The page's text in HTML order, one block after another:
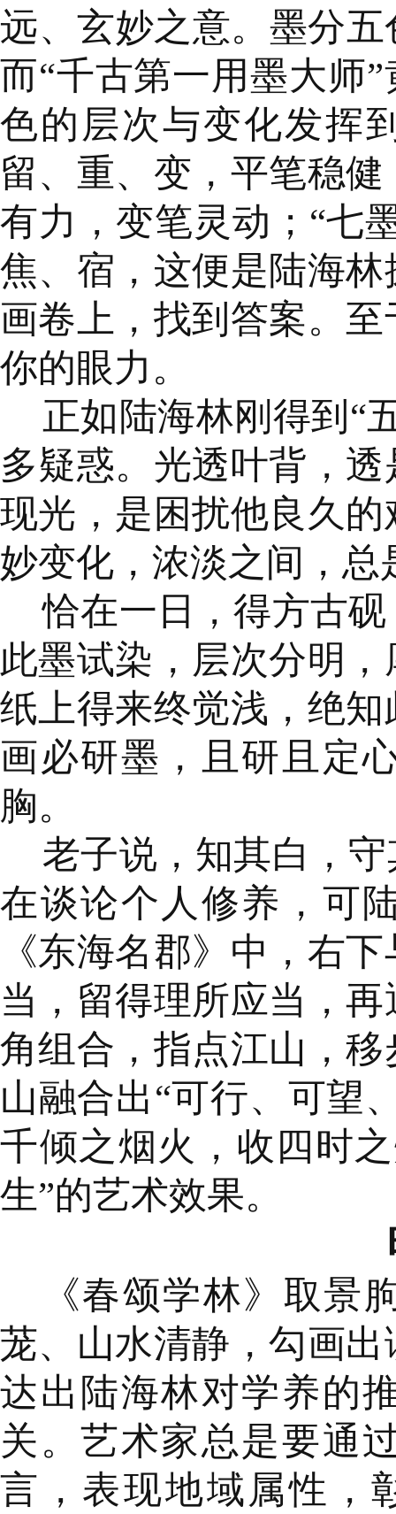
远、玄妙之意。墨分
而“千古第一用墨大师
色的层次与变化发挥
留、重、变，平笔稳
有力，变笔灵动；“
焦、宿，这便是陆海
画卷上，找到答案。
你的眼力。
正如陆海林刚得到“
多疑惑。光透叶背，
现光，是困扰他良久
妙变化，浓淡之间，总
恰在一日，得方古
此墨试染，层次分明
纸上得来终觉浅，绝
画必研墨，且研且定
胸。
老子说，知其白，
在谈论个人修养，可
《东海名郡》中，右
当，留得理所应当，
角组合，指点江山，
山融合出“可行、可望
千倾之烟火，收四时
生”的艺术效果。
《春颂学林》取景
茏、山水清静，勾画
达出陆海林对学养的
关。艺术家总是要通
言，表现地域属性，